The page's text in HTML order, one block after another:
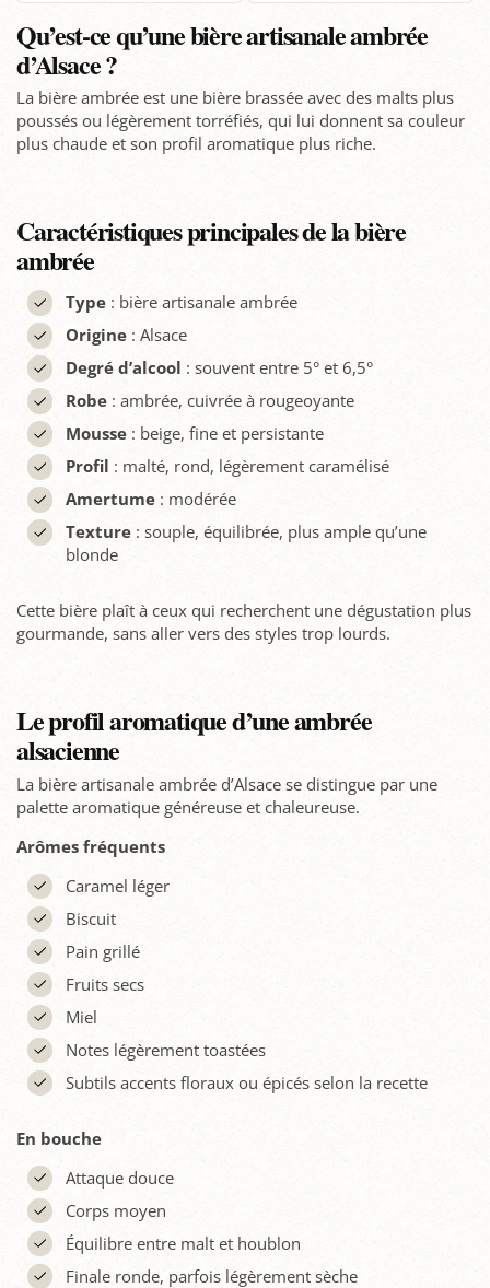
Qu’est-ce qu’une bière artisanale ambrée
d’Alsace ?
La bière ambrée est une bière brassée avec des malts plus
poussés ou légèrement torréfiés, qui lui donnent sa couleur
plus chaude et son profil aromatique plus riche.
Caractéristiques principales de la bière
ambrée
Type: bière artisanale ambrée
Origine: Alsace
Degré d’alcool : souvent entre 5° et 6,5°
Robe: ambrée, cuivrée à rougeoyante
Mousse: beige, fine et persistante
Profil : malté, rond, légèrement caramélisé
Amertume: modérée
Texture: souple, équilibrée, plus ample qu’une
blonde
Cette bière plaît à ceux qui recherchent une dégustation plus
gourmande, sans aller vers des styles trop lourds.
Le profil aromatique d’une ambrée
alsacienne
La bière artisanale ambrée d’Alsace se distingue par une
palette aromatique généreuse et chaleureuse.
Arômes fréquents
Caramel léger
Biscuit
Pain grillé
Fruits secs
Miel
Notes légèrement toastées
Subtils accents floraux ou épicés selon la recette
En bouche
Attaque douce
Corps moyen
Équilibre entre malt et houblon
Finale ronde, parfois légèrement sèche